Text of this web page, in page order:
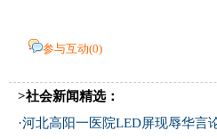
参与互动(0)
>社会新闻精选：
·河北高阳一医院LED屏现辱华言